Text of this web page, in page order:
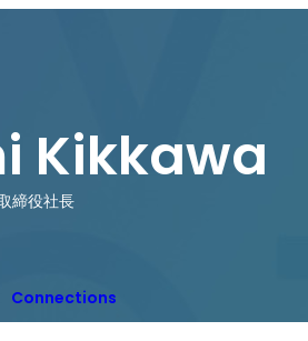
Kikkawa
締役社長
Connections